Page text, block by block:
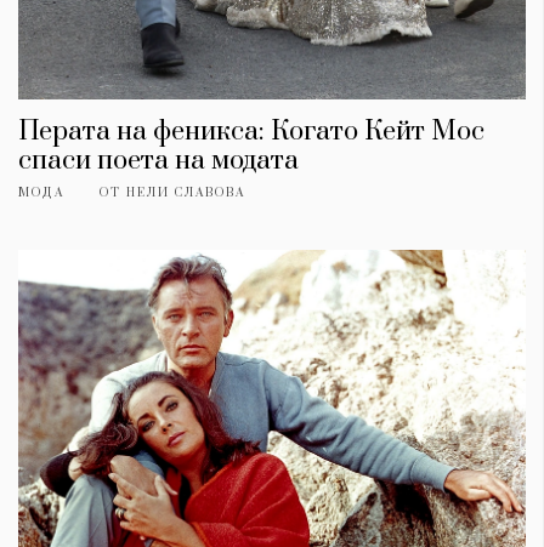
Перата на феникса: Когато Кейт Мос
спаси поета на модата
МОДА ОТ НЕЛИ СЛАВОВА